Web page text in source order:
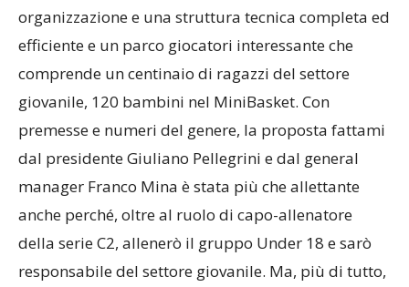
organizzazione e una struttura tecnica completa ed
efficiente e un parco giocatori interessante che
comprende un centinaio di ragazzi del settore
giovanile, 120 bambini nel MiniBasket. Con
premesse e numeri del genere, la proposta fattami
dal presidente Giuliano Pellegrini e dal general
manager Franco Mina è stata più che allettante
anche perché, oltre al ruolo di capo-allenatore
della serie C2, allenerò il gruppo Under 18 e sarò
responsabile del settore giovanile. Ma, più di tutto,